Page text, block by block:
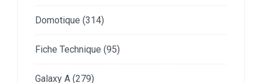
Domotique (314)
Fiche Technique (95)
Galaxy A (279)